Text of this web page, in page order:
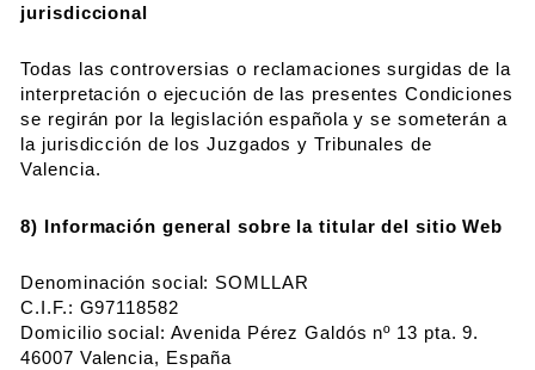
jurisdiccional
Todas las controversias o reclamaciones surgidas de la
interpretación o ejecución de las presentes Condiciones
se regirán por la legislación española y se someterán a
la jurisdicción de los Juzgados y Tribunales de
Valencia.
8) Información general sobre la titular del sitio Web
Denominación social: SOMLLAR
C.I.F.: G97118582
Domicilio social: Avenida Pérez Galdós nº 13 pta. 9.
46007 Valencia, España